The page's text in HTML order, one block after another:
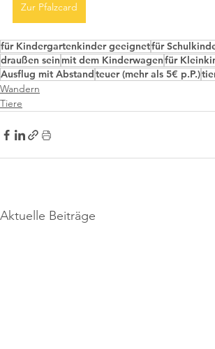
Zur Pfalzcard
für Kindergartenkinder geeignetfür
draußen sein mit dem Kinderwagenfür
Ausflug mit Abstandteuer (mehr als 5€ p.P.)
Wandern
Tiere
Aktuelle Beiträge